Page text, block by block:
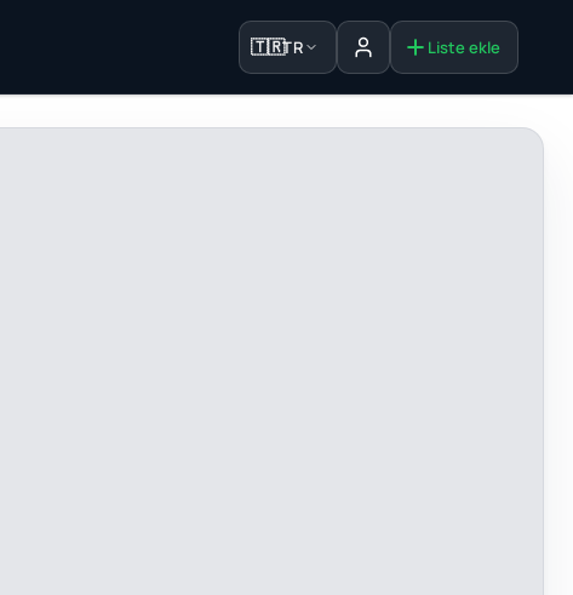
🇹🇷TR Oturum açListe ekle